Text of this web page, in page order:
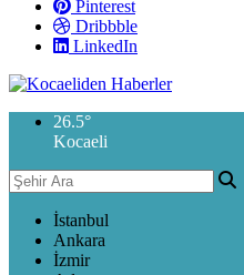
Pinterest
Dribbble
LinkedIn
26.5°
Kocaeli
İstanbul
Ankara
İzmir